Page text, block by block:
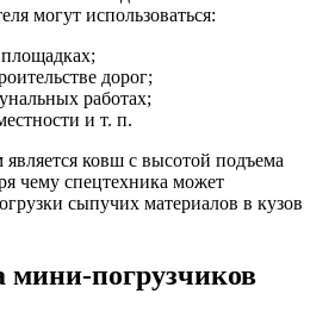
могут использоваться:
дорог;
работах;
и т. п.
ковш с высотой подъема
чему спецтехника может
сыпучих материалов в кузов
погрузчиков